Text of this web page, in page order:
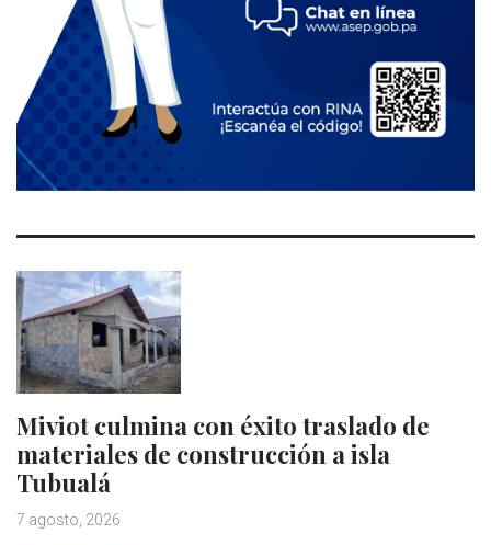
Miviot culmina con éxito traslado de
materiales de construcción a isla
Tubualá
7 agosto, 2026